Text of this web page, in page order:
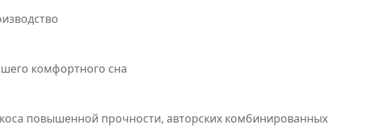
комфортного сна
повышенной прочности, авторских комбинированных